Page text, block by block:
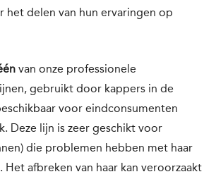
het delen van hun ervaringen op
van onze professionele
gebruikt door kappers in de
voor eindconsumenten
Deze lijn is zeer geschikt voor
die problemen hebben met haar
Het afbreken van haar kan veroorzaakt